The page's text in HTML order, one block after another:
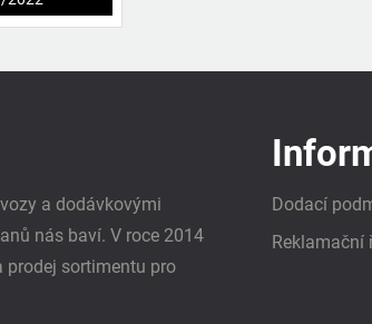
a dodávkovými
nás baví. V roce 2014
prodej sortimentu pro
Dodací
Reklamační